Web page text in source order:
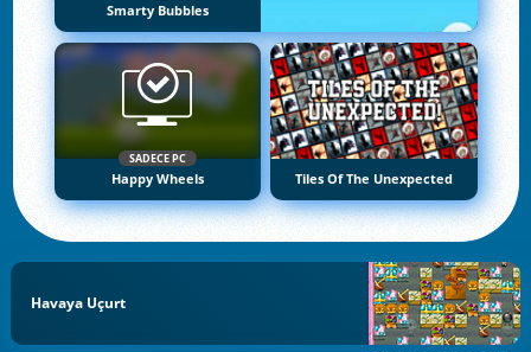
Smarty Bubbles
SADECE PC
Happy Wheels Tiles Of The Unexpected
Havaya Uçurt